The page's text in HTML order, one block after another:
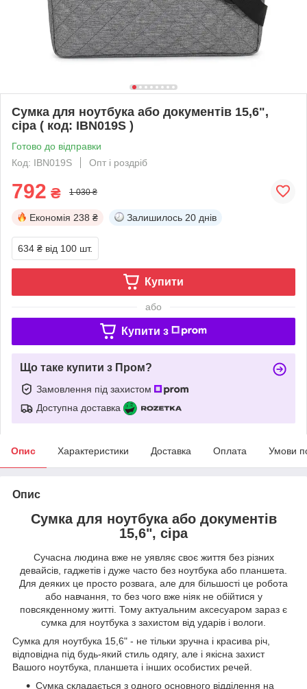
Сумка для ноутбука або документів 15,6",
сіра ( код: IBN019S )
Готово до відправки
Код: IBN019S
Опт і роздріб
792 ₴ 1 030 ₴
Економія 238 ₴ Залишилось 20 днів
634 ₴ від 100 шт.
Купити
або
Купити з
Що таке купити з Пром?
Замовлення під захистом
Доступна доставка
Опис Характеристики Доставка Оплата Умови
Опис
Сумка для ноутбука або документів
15,6", сіра
Сучасна людина вже не уявляє своє життя без різних
девайсів, гаджетів і дуже часто без ноутбука або планшета.
Для деяких це просто розвага, але для більшості це робота
або навчання, то без чого вже ніяк не обійтися у
повсякденному житті. Тому актуальним аксесуаром зараз є
сумка для ноутбука з захистом від ударів і вологи.
Сумка для ноутбука 15,6" - не тільки зручна і красива річ,
відповідна під будь-який стиль одягу, але і якісна захист
Вашого ноутбука, планшета і інших особистих речей.
Сумка складається з одного основного відділення на